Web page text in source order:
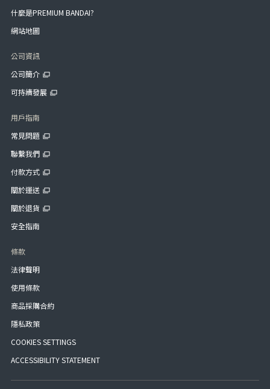
什麼是PREMIUM BANDAI?
網站地圖
公司資訊
公司簡介
可持續發展
用戶指南
常見問題
聯繫我們
付款方式
關於運送
關於退貨
安全指南
條款
法律聲明
使用條款
商品採購合約
隱私政策
COOKIES SETTINGS
ACCESSIBILITY STATEMENT